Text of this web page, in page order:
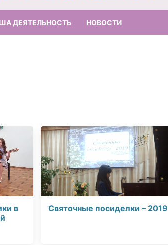
ДЕЯТЕЛЬНОСТЬ НОВОСТИ
в
Святочные посиделки – 2019